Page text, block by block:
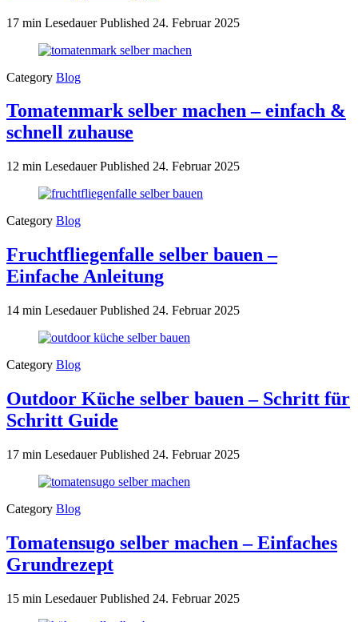
17 min LesedauerPublished 24. Februar 2025
Category Blog
Tomatenmark selber machen – einfach &
schnell zuhause
12 min LesedauerPublished 24. Februar 2025
Category Blog
Fruchtfliegenfalle selber bauen –
Einfache Anleitung
14 min LesedauerPublished 24. Februar 2025
Category Blog
Outdoor Küche selber bauen – Schritt für
Schritt Guide
17 min LesedauerPublished 24. Februar 2025
Category Blog
Tomatensugo selber machen – Einfaches
Grundrezept
15 min LesedauerPublished 24. Februar 2025